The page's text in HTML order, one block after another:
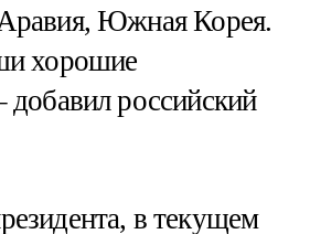
Южная Корея.
хорошие
добавил российский
в текущем